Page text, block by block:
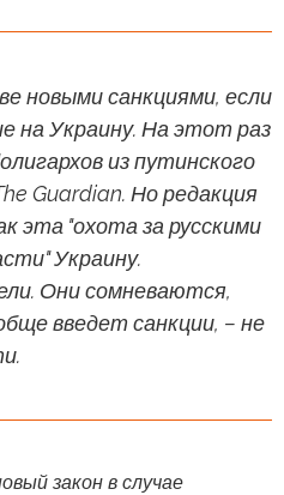
новыми санкциями, если
на Украину. На этот раз
из путинского
Guardian. Но редакция
эта "охота за русскими
Украину.
Они сомневаются,
введет санкции, – не
закон в случае